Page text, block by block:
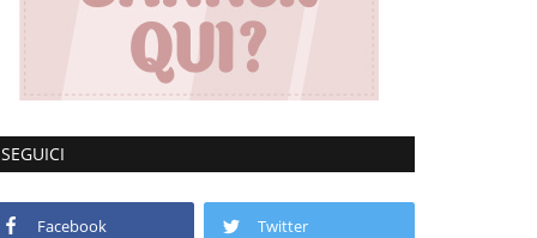
SEGUICI
Facebook Twitter